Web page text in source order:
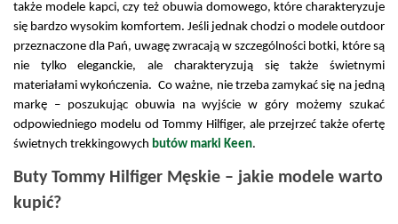
także modele kapci, czy też obuwia domowego, które charakteryzuje
się bardzo wysokim komfortem. Jeśli jednak chodzi o modele outdoor
przeznaczone dla Pań, uwagę zwracają w szczególności botki, które są
nie tylko eleganckie, ale charakteryzują się także świetnymi
materiałami wykończenia.  Co ważne, nie trzeba zamykać się na jedną
markę – poszukując obuwia na wyjście w góry możemy szukać
odpowiedniego modelu od Tommy Hilfiger, ale przejrzeć także ofertę
świetnych trekkingowych butów marki Keen.
Buty Tommy Hilfiger Męskie – jakie modele warto
kupić?